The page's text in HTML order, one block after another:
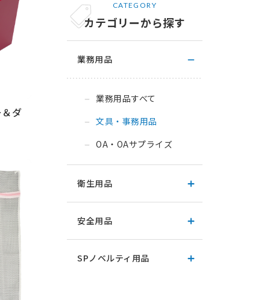
ダ
カテゴリーから探す
CATEGORY
業務用品
業務用品すべて
文具・事務用品
OA・OAサプライズ
衛生用品
安全用品
SPノベルティ用品